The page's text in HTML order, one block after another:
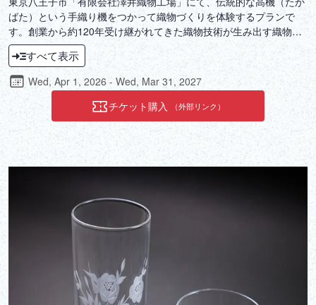
ばた）という手織り機をつかって織物づくりを体験するプランで
す。創業から約120年受け継がれてきた織物技術が生み出す織物作
りを楽しんでいただけます。「多摩織」は、機織りが盛んな多摩地
区で生まれた5つの品種の織物の総称。個性豊かな織物が育まれる
環境に身を置きながら、手間暇をかけて一枚の織物を生み出す職人
の技と、過去から未来へと繋がる伝統の重みを体験して下さい。
すべて表示
Wed, Apr 1, 2026 - Wed, Mar 31, 2027
チケット購入
（外部リンク）